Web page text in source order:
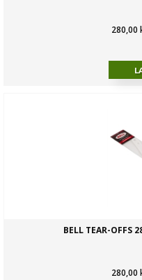
280,00
BELL TEAR-OFFS
280,00